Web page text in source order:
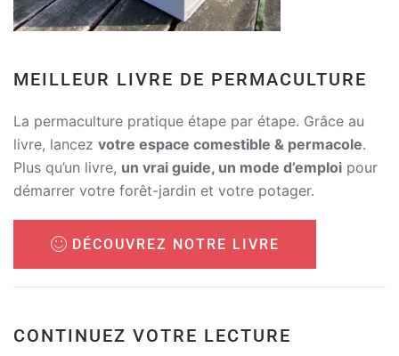
MEILLEUR LIVRE DE PERMACULTURE
La permaculture pratique étape par étape. Grâce au
livre, lancez votre espace comestible & permacole.
Plus qu’un livre, un vrai guide, un mode d’emploi pour
démarrer votre forêt-jardin et votre potager.
DÉCOUVREZ NOTRE LIVRE
CONTINUEZ VOTRE LECTURE